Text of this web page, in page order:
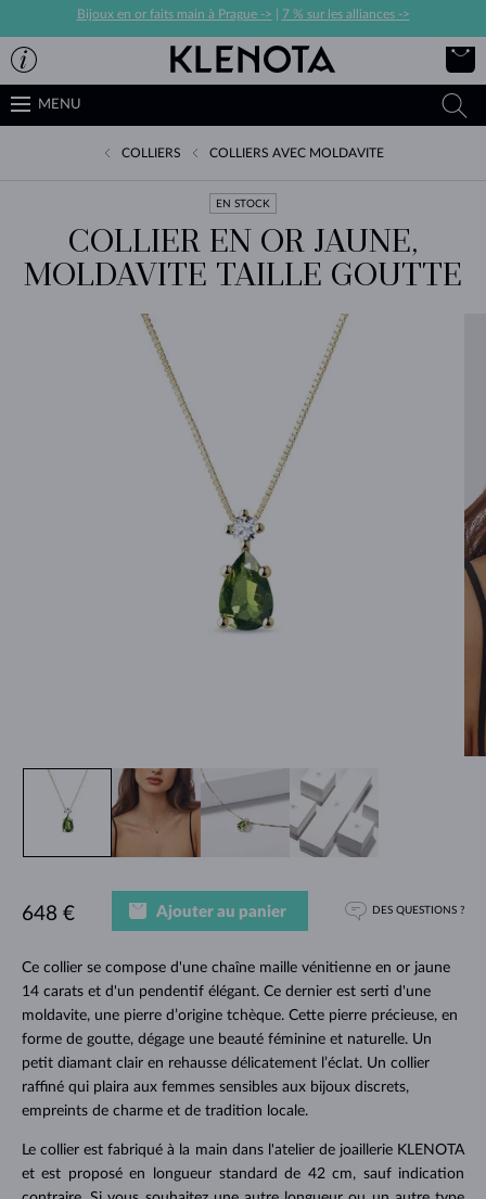
Bijoux en or faits main à Prague -> 7 % sur les alliances ->
MENU
COLLIERS COLLIERS AVEC MOLDAVITE
EN STOCK
COLLIER EN OR JAUNE,
MOLDAVITE TAILLE GOUTTE
Ce collier se compose d'une chaîne maille vénitienne en or jaune
14 carats et d'un pendentif élégant. Ce dernier est serti d'une
moldavite, une pierre d’origine tchèque. Cette pierre précieuse, en
forme de goutte, dégage une beauté féminine et naturelle. Un
petit diamant clair en rehausse délicatement l’éclat. Un collier
raffiné qui plaira aux femmes sensibles aux bijoux discrets,
empreints de charme et de tradition locale.
Le collier est fabriqué à la main dans l'atelier de joaillerie KLENOTA
et est proposé en longueur standard de 42 cm, sauf indication
648 € Ajouter au panier DES QUESTIONS ?